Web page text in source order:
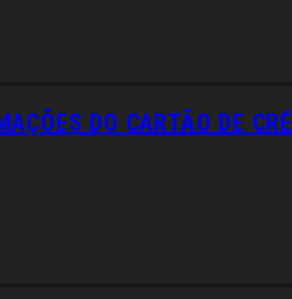
DO CARTÃO DE